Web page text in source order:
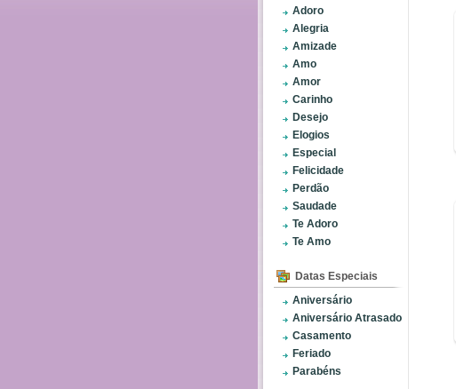
Adoro
Alegria
Amizade
Amo
Amor
Carinho
Desejo
Elogios
Especial
Felicidade
Perdão
Saudade
Te Adoro
Te Amo
Datas Especiais
Aniversário
Aniversário Atrasado
Casamento
Feriado
Parabéns